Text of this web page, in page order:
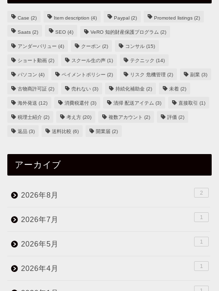
Case (2) Item description (4) Paypal (2) Promoted listings (2)
Saats (2) SEO (4) VeRO 知的財産保護プログラム (2)
アンダーバリュー (4) クーポン (2) コンサル (15)
ショート動画 (2) スクール生の声 (1) テクニック (14)
パソコン (4) ペイメントポリシー (2) リスク 危機管理 (2) 副業 (3)
古物商許可証 (2) 売れない (3) 持続化補助金 (2) 未着 (2)
海外発送 (12) 消費税還付 (3) 清掃 配送アイテム (3) 直接取引 (1)
税理士紹介 (2) 考え方 (20) 複数アカウント (2) 評価 (2)
返品 (3) 送料比較 (6) 開業届 (2)
アーカイブ
2026年8月 2
2026年7月 1
2026年5月 1
2026年4月 1